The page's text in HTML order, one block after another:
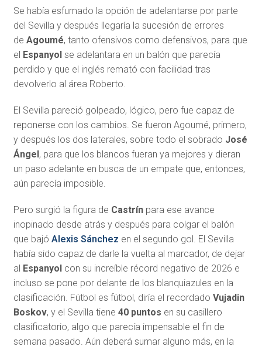
Se había esfumado la opción de adelantarse por parte
del Sevilla y después llegaría la sucesión de errores
de Agoumé, tanto ofensivos como defensivos, para que
el Espanyol se adelantara en un balón que parecía
perdido y que el inglés remató con facilidad tras
devolverlo al área Roberto.
El Sevilla pareció golpeado, lógico, pero fue capaz de
reponerse con los cambios. Se fueron Agoumé, primero,
y después los dos laterales, sobre todo el sobrado José
Ángel , para que los blancos fueran ya mejores y dieran
un paso adelante en busca de un empate que, entonces,
aún parecía imposible.
Pero surgió la figura de Castrínpara ese avance
inopinado desde atrás y después para colgar el balón
que bajó Alexis Sánchez en el segundo gol. El Sevilla
había sido capaz de darle la vuelta al marcador, de dejar
al Espanyol con su increíble récord negativo de 2026 e
incluso se pone por delante de los blanquiazules en la
clasificación. Fútbol es fútbol, diría el recordado Vujadin
Boskov, y el Sevilla tiene 40 puntos en su casillero
clasificatorio, algo que parecía impensable el fin de
semana pasado. Aún deberá sumar alguno más, en la